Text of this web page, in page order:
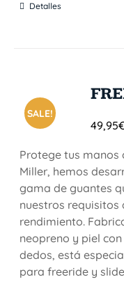
Detalles
SALE!
49,95
Protege tus manos
Miller, hemos
gama de guantes
nuestros requisitos
rendimiento.
neopreno y piel
dedos, está
para freeride y